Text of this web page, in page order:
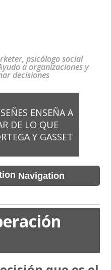
psicólogo social
a organizaciones y
decisiones
ENSEÑA A
DE LO QUE
Y GASSET
Navigation